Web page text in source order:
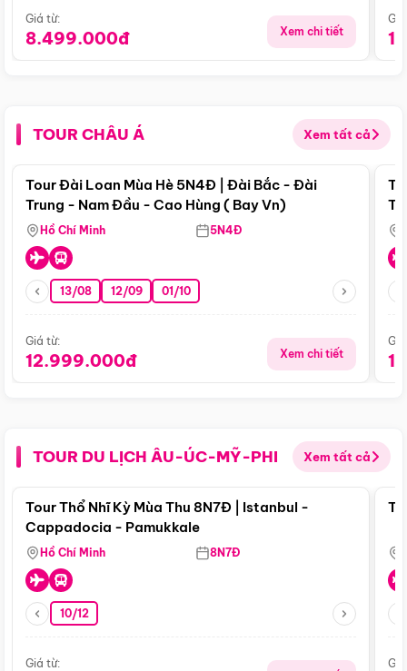
Giá từ:
8.499.000đ Xem chi tiết
TOUR CHÂU Á Xem tất cả
Điểm nổi bật
Tour Đài Loan Mùa Hè 5N4Đ | Đài Bắc - Đài
Trung - Nam Đầu - Cao Hùng ( Bay Vn)
Hồ Chí Minh 5N4Đ
13/08 12/09 01/10
Giá từ:
12.999.000đ Xem chi tiết
TOUR DU LỊCH ÂU-ÚC-MỸ-PHI Xem tất cả
Điểm nổi bật
Tour Thổ Nhĩ Kỳ Mùa Thu 8N7Đ | Istanbul -
Cappadocia - Pamukkale
Hồ Chí Minh 8N7Đ
10/12
Giá từ: